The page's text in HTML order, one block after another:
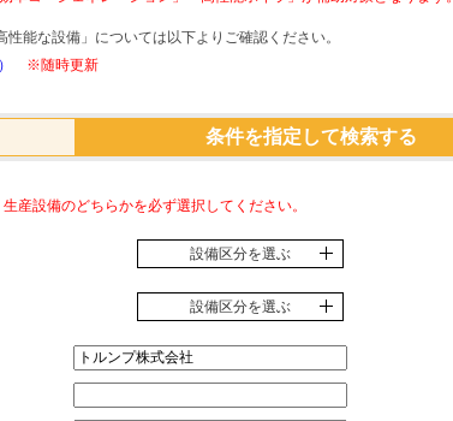
能な設備」については以下よりご確認ください。
※随時更新
条件を指定して検索する
産設備のどちらかを必ず選択してください。
設備区分を選ぶ
設備区分を選ぶ